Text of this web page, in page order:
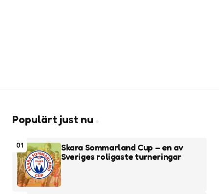
Populärt just nu
01
Skara Sommarland Cup – en av
Sveriges roligaste turneringar